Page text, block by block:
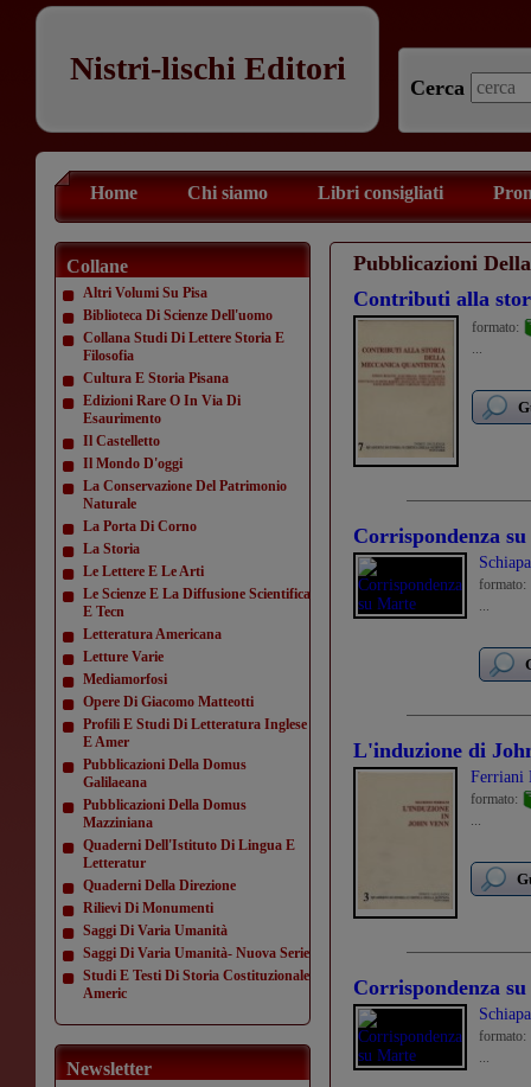
Nistri-lischi Editori
Cerca
Home Chi siamo Libri consigliati
Collane
Altri Volumi Su Pisa
Biblioteca Di Scienze Dell'uomo
Collana Studi Di Lettere Storia E
Filosofia
Cultura E Storia Pisana
Edizioni Rare O In Via Di
Esaurimento
Il Castelletto
Il Mondo D'oggi
La Conservazione Del Patrimonio
Naturale
La Porta Di Corno
La Storia
Le Lettere E Le Arti
Le Scienze E La Diffusione Scientifica
E Tecn
Letteratura Americana
Letture Varie
Mediamorfosi
Opere Di Giacomo Matteotti
Profili E Studi Di Letteratura Inglese
E Amer
Pubblicazioni Della Domus
Galilaeana
Pubblicazioni Della Domus
Mazziniana
Quaderni Dell'Istituto Di Lingua E
Letteratur
Quaderni Della Direzione
Rilievi Di Monumenti
Saggi Di Varia Umanità
Saggi Di Varia Umanità- Nuova Serie
Studi E Testi Di Storia Costituzionale
Americ
Newsletter
Pubblicazioni
Contributi alla
formato:
...
Corrispondenza
formato:
...
L'induzione di
Ferriani
formato:
...
Corrispondenza
formato:
...